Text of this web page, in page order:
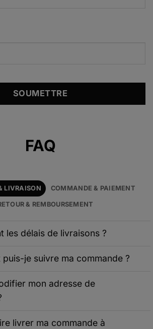
FAQ
LIVRAISON COMMANDE & PAIEMENT
& REMBOURSEMENT
les délais de livraisons ?
puis-je suivre ma commande ?
mon adresse de
livrer ma commande à